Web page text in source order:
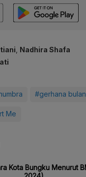
, Nadhira Shafa
#gerhana bulan
Me